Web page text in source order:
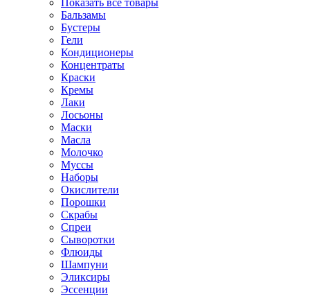
Показать все товары
Бальзамы
Бустеры
Гели
Кондиционеры
Концентраты
Краски
Кремы
Лаки
Лосьоны
Маски
Масла
Молочко
Муссы
Наборы
Окислители
Порошки
Скрабы
Спреи
Сыворотки
Флюиды
Шампуни
Эликсиры
Эссенции